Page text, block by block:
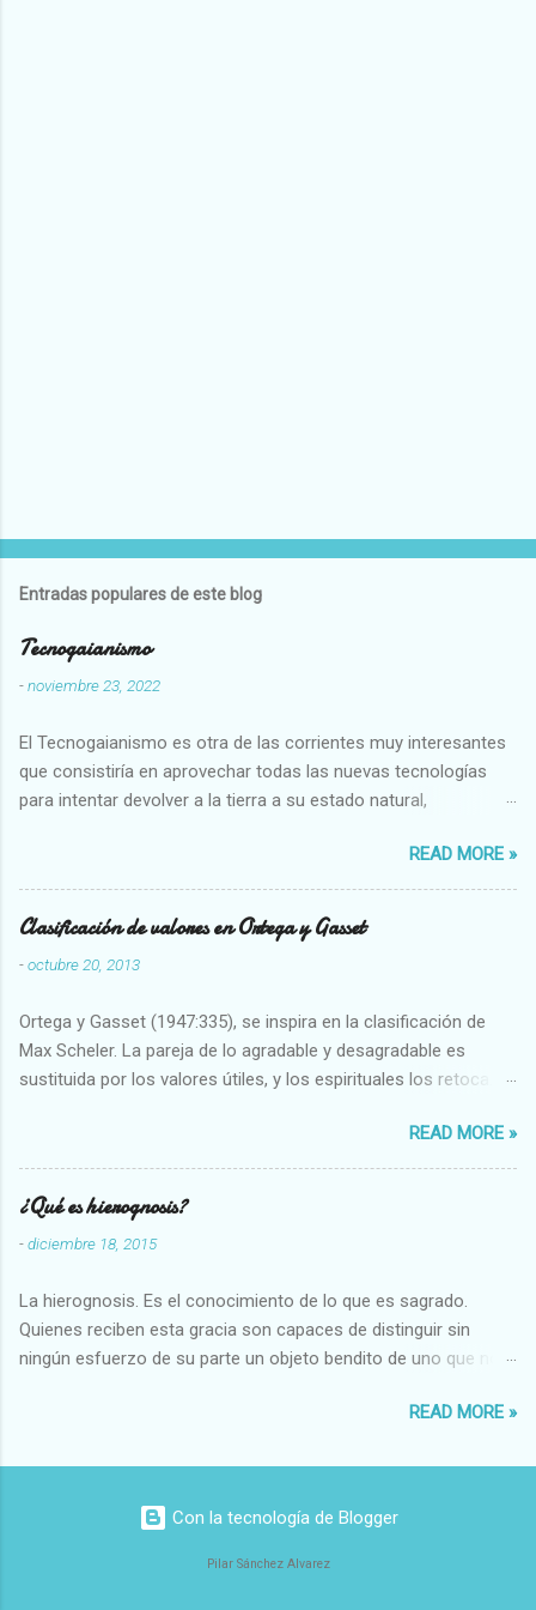
Entradas populares de este blog
Tecnogaianismo
-noviembre 23, 2022
El Tecnogaianismo es otra de las corrientes muy interesantes
que consistiría en aprovechar todas las nuevas tecnologías
para intentar devolver a la tierra a su estado natural,
READ MORE »
Clasificación de valores en Ortega y Gasset
-octubre 20, 2013
Ortega y Gasset (1947:335), se inspira en la clasificación de
Max Scheler. La pareja de lo agradable y desagradable es
sustituida por los valores útiles, y los espirituales los retoca.
Abundante-Escaso,etc 2 VITALES Sano-Enfermo Selecto-
Vulgar Enérgico-Inerte Fuerte-Débil,etc. 3 ESPIRITUALES a)
Intelectuales Conocimiento-Error Exacto-Aproximado
Evidente-Probable,etc b) Morales Bueno-malo Bondadoso-
malvado Justo-Injusto Escrupuloso-Relajado Leal-Desleal,etc.
Armonioso-Inarmonioso 4 RELIGIOSOS Santo-Pr...
READ MORE »
¿Qué es hierognosis?
-diciembre 18, 2015
La hierognosis. Es el conocimiento de lo que es sagrado.
Quienes reciben esta gracia son capaces de distinguir sin
ningún esfuerzo de su parte un objeto bendito de uno que no
READ MORE »
Con la tecnología de Blogger
Pilar Sánchez Alvarez